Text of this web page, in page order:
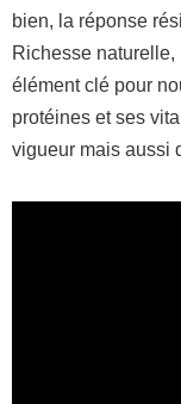
bien, la réponse
Richesse naturelle,
élément clé pour
protéines et ses
vigueur mais aussi